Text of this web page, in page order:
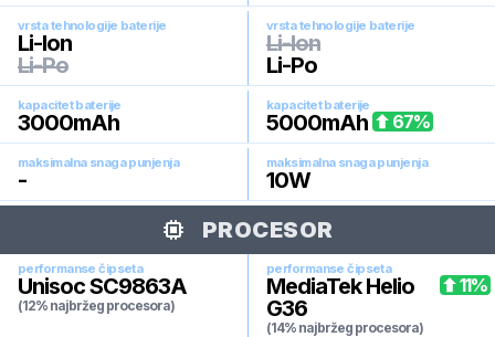
vrsta tehnologije baterije
Li-Ion
Li-Po
vrsta tehnologije baterije
Li-Ion
Li-Po
kapacitet baterije
3000mAh
kapacitet baterije
5000mAh 67%
maksimalna snaga punjenja
-
maksimalna snaga punjenja
10W
PROCESOR
performanse čipseta
Unisoc SC9863A
(12% najbržeg procesora)
performanse čipseta
MediaTek Helio
G36
(14% najbržeg procesora)
11%